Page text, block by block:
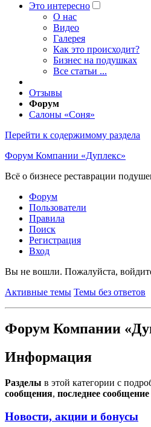
Это интересно
O нас
Видео
Галерея
Как это происходит?
Бизнес на подушках
Все статьи ...
Отзывы
Форум
Салоны «Соня»
Перейти к содержимому раздела
Форум Компании «Дуплекс»
Всё о бизнесе реставрации
Форум
Пользователи
Правила
Поиск
Регистрация
Вход
Вы не вошли. Пожалуйста,
Активные темы Темы без ответов
Форум Компании
Информация
Разделы в этой категории с
сообщения, последнее сообщение
Новости, акции и бонусы